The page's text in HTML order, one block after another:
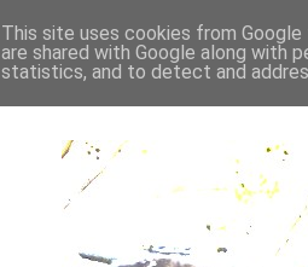
This site uses cookies from
are shared with Google along with
statistics, and to detect and